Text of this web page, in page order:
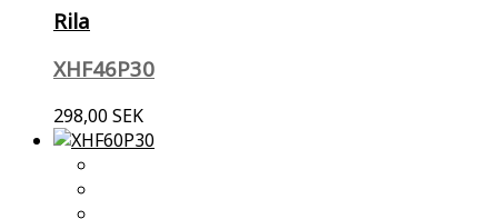
Rila
XHF46P30
298,00 SEK